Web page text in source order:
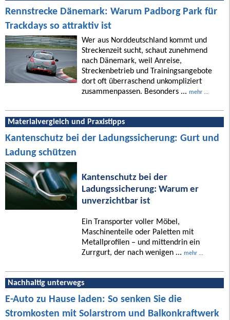
Rennstrecke Dänemark: Warum Padborg Park für
Trackdays so attraktiv ist
Wer aus Norddeutschland kommt und
Streckenzeit sucht, schaut zunehmend
nach Dänemark, weil Anreise,
Streckenbetrieb und Trainingsangebote
dort oft überraschend unkompliziert
zusammenpassen. Besonders ... mehr ...
Materialvergleich und Praxistipps
Kantenschutz bei der Ladungssicherung: Gurt und
Ladung schützen
Kantenschutz bei der
Ladungssicherung: Warum er
unverzichtbar ist
Ein Transporter voller Möbel,
Maschinenteile oder Paletten mit
Metallprofilen – und mittendrin ein
Zurrgurt, der nach wenigen ... mehr ...
Nachhaltig unterwegs
E-Auto zu Hause laden: So senken Sie die
Stromkosten mit Solarstrom und Balkonkraftwerk